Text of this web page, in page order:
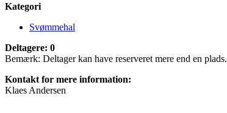
Kategori
Svømmehal
Deltagere: 0
Bemærk: Deltager kan have reserveret mere end en plads.
Kontakt for mere information:
Klaes Andersen